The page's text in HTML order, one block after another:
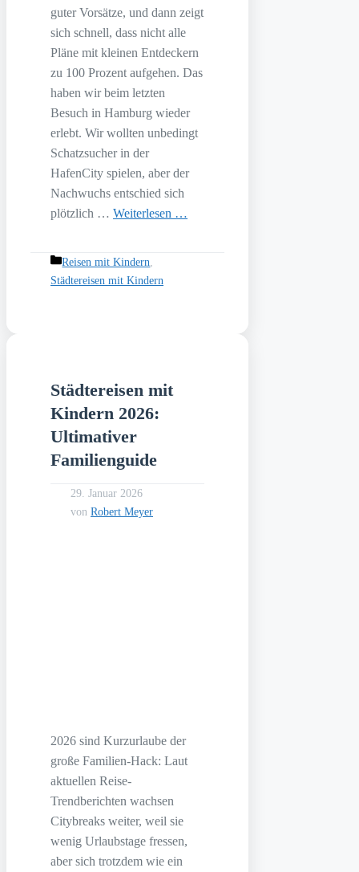
guter Vorsätze, und dann zeigt
sich schnell, dass nicht alle
Pläne mit kleinen Entdeckern
zu 100 Prozent aufgehen. Das
haben wir beim letzten
Besuch in Hamburg wieder
erlebt. Wir wollten unbedingt
Schatzsucher in der
HafenCity spielen, aber der
Nachwuchs entschied sich
plötzlich … Weiterlesen …
Kategorien
Reisen mit Kindern
Städtereisen mit Kindern
Städtereisen mit
Kindern 2026:
Ultimativer
Familienguide
29. Januar 2026
von Robert Meyer
2026 sind Kurzurlaube der
große Familien-Hack: Laut
aktuellen Reise-
Trendberichten wachsen
Citybreaks weiter, weil sie
wenig Urlaubstage fressen,
aber sich trotzdem wie ein